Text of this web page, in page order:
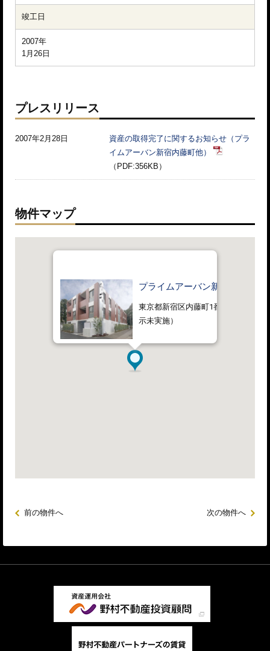
竣工日
2007年
1月26日
プレスリリース
2007年2月28日
資産の取得完了に関するお知らせ（プラ
イムアーバン新宿内藤町他）
（PDF:356KB）
物件マップ
プライムアーバン新宿内藤町
東京都新宿区内藤町1番地55 （住居表
示未実施）
前の物件へ 次の物件へ